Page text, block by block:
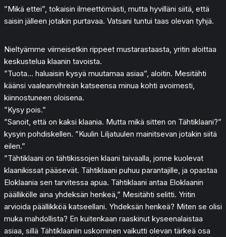
”Mikä ettei”, tokaisin ilmeettömästi, mutta hyvilläni siitä, että
saisin jälleen jotakin purtavaa. Vatsani tuntui taas olevan tyhjä.
Nieltyämme viimeisetkin rippeet mustarastaasta, yritin aloittaa
keskustelua klaanin tavoista.
”Tuota… haluaisin kysyä muutamaa asiaa”, aloitin. Mesitähti
käänsi vaaleanvihreän katseensa minua kohti avoimesti,
kiinnostuneen oloisena.
”Kysy pois.”
”Sanoit, että on kaksi klaania. Mutta mikä sitten on Tähtiklaani?”
kysyin pohdiskellen. ”Kuulin Liljatuulen mainitsevan jotakin siitä
eilen.”
”Tähtiklaani on tähtikissojen klaani taivaalla, jonne kuolevat
klaanikissat pääsevät. Tähtiklaani puhuu parantajille, ja opastaa
Eloklaania sen tarvitessa apua. Tähtiklaani antaa Eloklaanin
päällikölle aina yhdeksän henkeä,” Mesitähti selitti. Yritin
arvioida päällikköä katseellani. Yhdeksän henkeä? Miten se olisi
muka mahdollista? En kuitenkaan raaskinut kyseenalaistaa
asiaa, sillä Tähtiklaaniin uskominen vaikutti olevan tärkeä osa